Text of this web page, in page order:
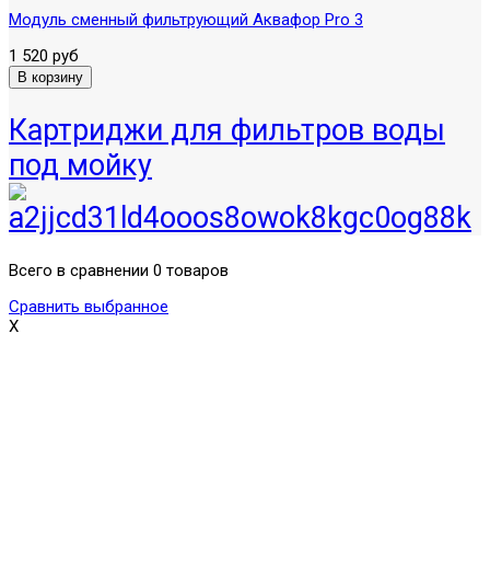
Модуль сменный фильтрующий Аквафор Pro 3
1 520 руб
Картриджи для фильтров воды
под мойку
Всего в сравнении 0 товаров
Сравнить выбранное
X